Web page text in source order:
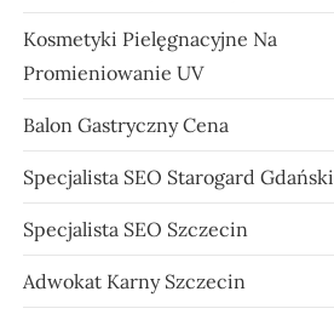
Kosmetyki Pielęgnacyjne Na
Promieniowanie UV
Balon Gastryczny Cena
Specjalista SEO Starogard Gdański
Specjalista SEO Szczecin
Adwokat Karny Szczecin